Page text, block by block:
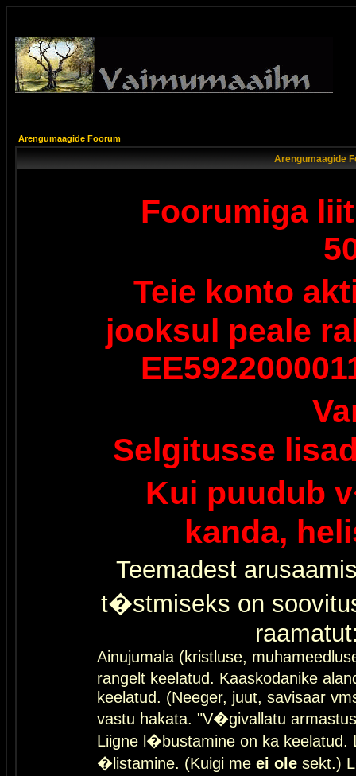
Arengumaagide Foorum
Arengumaagide
Foorumiga
Teie konto
jooksul peale
Selgitusse
Kui puudub
kanda,
Teemadest
t�stmiseks on
Ainujumala (kristluse,
rangelt keelatud. Kaaskodanike
keelatud. (Neeger, juut, savisaar
vastu hakata. "V�givallatu
Liigne l�bustamine on ka keelatud.
�listamine. (Kuigi me ei ole sekt.)